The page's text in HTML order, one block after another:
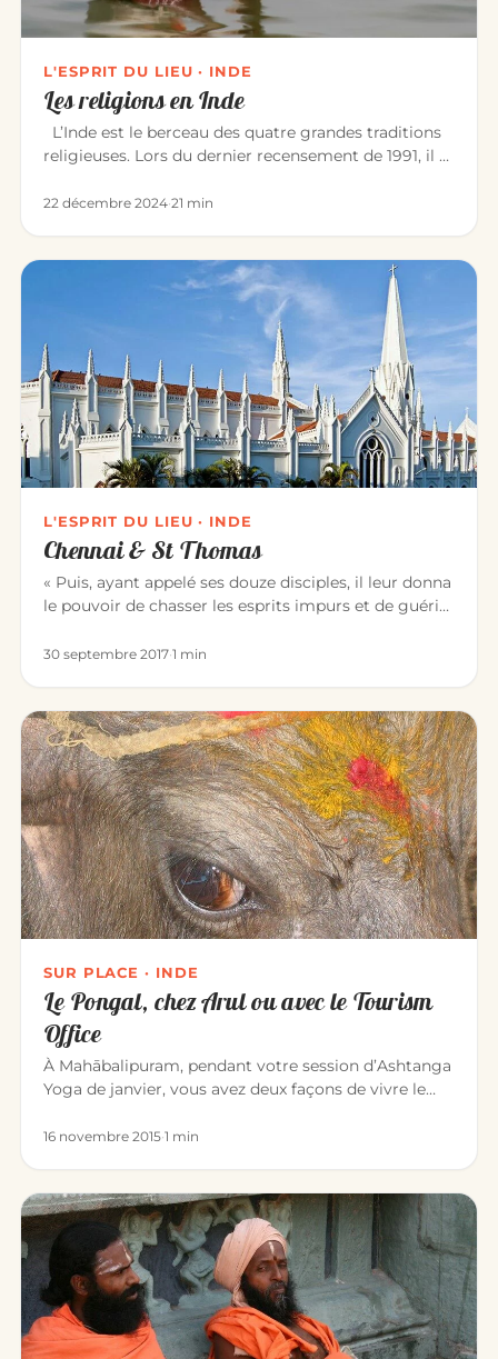
L'ESPRIT DU LIEU · INDE
Les religions en Inde
L’Inde est le berceau des quatre grandes traditions
religieuses. Lors du dernier recensement de 1991, il y
22 décembre 2024·21 min
L'ESPRIT DU LIEU · INDE
Chennai & St Thomas
« Puis, ayant appelé ses douze disciples, il leur donna
le pouvoir de chasser les esprits impurs et de guérir
30 septembre 2017·1 min
SUR PLACE · INDE
Le Pongal, chez Arul ou avec le Tourism
Office
À Mahābalipuram, pendant votre session d’Ashtanga
Yoga de janvier, vous avez deux façons de vivre le
16 novembre 2015·1 min